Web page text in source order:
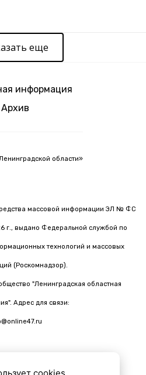
еще
информация
Архив
области»
массовой информации ЭЛ № ФС
г., выдано Федеральной службой по
технологий и массовых
(Роскомнадзор).
"Ленинградская областная
Адрес для связи:
подготовлены с помощью ИИ